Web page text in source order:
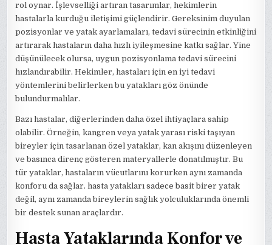
rol oynar. İşlevselliği artıran tasarımlar, hekimlerin
hastalarla kurduğu iletişimi güçlendirir. Gereksinim duyulan
pozisyonlar ve yatak ayarlamaları, tedavi sürecinin etkinliğini
artırarak hastaların daha hızlı iyileşmesine katkı sağlar. Yine
düşünülecek olursa, uygun pozisyonlama tedavi sürecini
hızlandırabilir. Hekimler, hastaları için en iyi tedavi
yöntemlerini belirlerken bu yatakları göz önünde
bulundurmalılar.
Bazı hastalar, diğerlerinden daha özel ihtiyaçlara sahip
olabilir. Örneğin, kangren veya yatak yarası riski taşıyan
bireyler için tasarlanan özel yataklar, kan akışını düzenleyen
ve basınca direnç gösteren materyallerle donatılmıştır. Bu
tür yataklar, hastaların vücutlarını korurken aynı zamanda
konforu da sağlar. hasta yatakları sadece basit birer yatak
değil, aynı zamanda bireylerin sağlık yolculuklarında önemli
bir destek sunan araçlardır.
Hasta Yataklarında Konfor ve